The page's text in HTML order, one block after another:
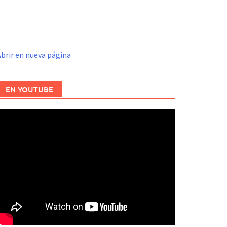
en nueva página
EN YOUTUBE